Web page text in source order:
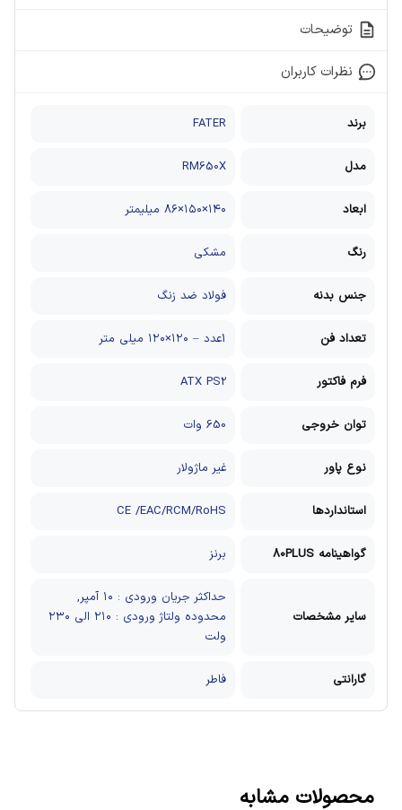
توضیحات
نظرات کاربران
برند FATER
مدل RM650X
ابعاد ۱۴۰×۱۵۰×۸۶ میلیمتر
رنگ مشکی
جنس بدنه فولاد ضد زنگ
تعداد فن 1عدد – ۱۲۰×۱۲۰ میلی متر
فرم فاکتور ATX PS2
توان خروجی 650 وات
نوع پاور غیر ماژولار
استانداردها CE /EAC/RCM/RoHS
گواهینامه 80PLUS برنز
سایر مشخصات
حداکثر جریان ورودی : ۱۰ آمپر,
محدوده ولتاژ ورودی : ۲۱۰ الی ۲۳۰
ولت
گارانتی فاطر
محصولات مشابه